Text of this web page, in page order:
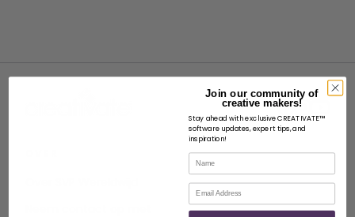
Join our community of
creative makers!
Stay ahead with exclusive CREATIVATE™
software updates, expert tips, and
inspiration!
Naam
E-mail